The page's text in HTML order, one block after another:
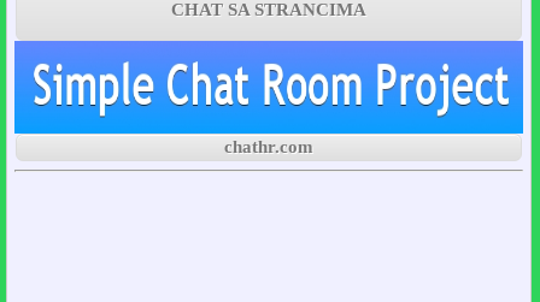
CHAT SA STRANCIMA
chathr.com